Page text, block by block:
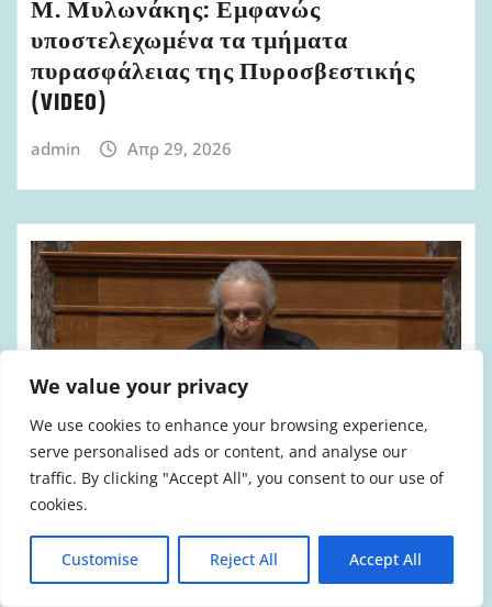
We value your privacy
We use cookies to enhance your browsing experience,
serve personalised ads or content, and analyse our
traffic. By clicking "Accept All", you consent to our use of
cookies.
Customise Reject All Accept All
Μ. Μυλωνάκης: Εμφανώς
υποστελεχωμένα τα τμήματα
πυρασφάλειας της Πυροσβεστικής
(VIDEO)
admin Απρ 29, 2026
ΆΡΘΡΑ-ΑΠΌΨΕΙΣ
ΒΊΝΤΕΟ & ΗΧΗΤΙΚΌ ΥΛΙΚΌ
ΒΟΥΛΉ
ΠΥΡΟΣΒΈΣΤΕΣ